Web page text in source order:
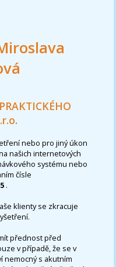
nebo pro jiný úkon
našich internetových
systému nebo
čísle
.
klienty se zkracuje
přednost před
v případě, že se v
nemocný s akutním